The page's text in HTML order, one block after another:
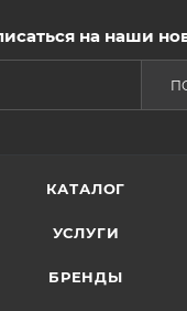
на наши
КАТАЛОГ
УСЛУГИ
БРЕНДЫ